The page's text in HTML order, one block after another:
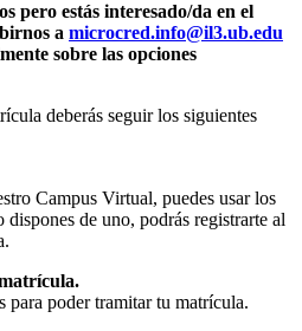
pero estás interesado/da en el
a microcred.info@il3.ub.edu
sobre las opciones
deberás seguir los siguientes
Campus Virtual, puedes usar los
dispones de uno, podrás registrarte al
para poder tramitar tu matrícula.